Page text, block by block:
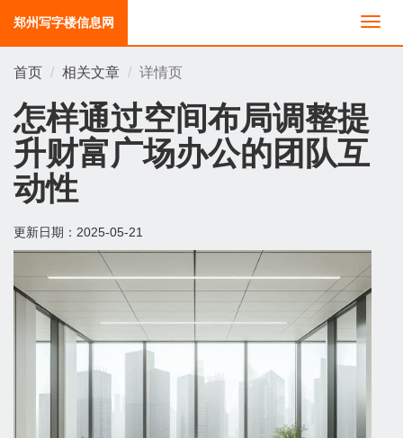
切
换
郑州写字楼信息网
首页 相关文章 详情页
怎样通过空间布局调整提
升财富广场办公的团队互
动性
更新日期： 2025-05-21